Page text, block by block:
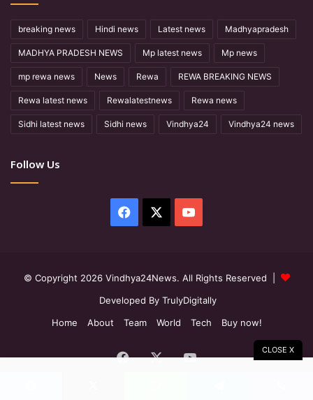
breaking news Hindi news Latest news Madhyapradesh
MADHYA PRADESH NEWS Mp latest news Mp news
mp rewa news News Rewa REWA BREAKING NEWS
Rewa latest news Rewalatestnews Rewa news
Sidhi latest news Sidhi news Vindhya24 Vindhya24 news
Follow Us
Facebook YouTube
© Copyright 2026 Vindhya24News. All Rights Reserved |
Developed By TrulyDigitally
Home
About Team World Tech Buy now!
Facebook
X YouTube CLOSE X